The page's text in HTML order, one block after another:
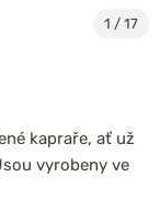
1 / 17
kapraře, ať už
vyrobeny ve